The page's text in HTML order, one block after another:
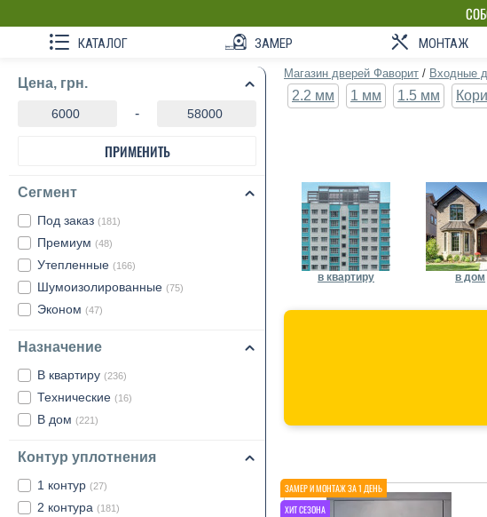
КАТАЛОГ ЗАМЕР МОНТАЖ
Цена, грн.
-
ПРИМЕНИТЬ
Сегмент
Под заказ (181)
Премиум (48)
Утепленные (166)
Шумоизолированные (75)
Эконом (47)
Назначение
В квартиру (236)
Технические (16)
В дом (221)
Контур уплотнения
1 контур (27)
2 контура (181)
Магазин дверей Фаворит / Входные
2.2 мм 1 мм 1.5 мм
в квартиру в дом